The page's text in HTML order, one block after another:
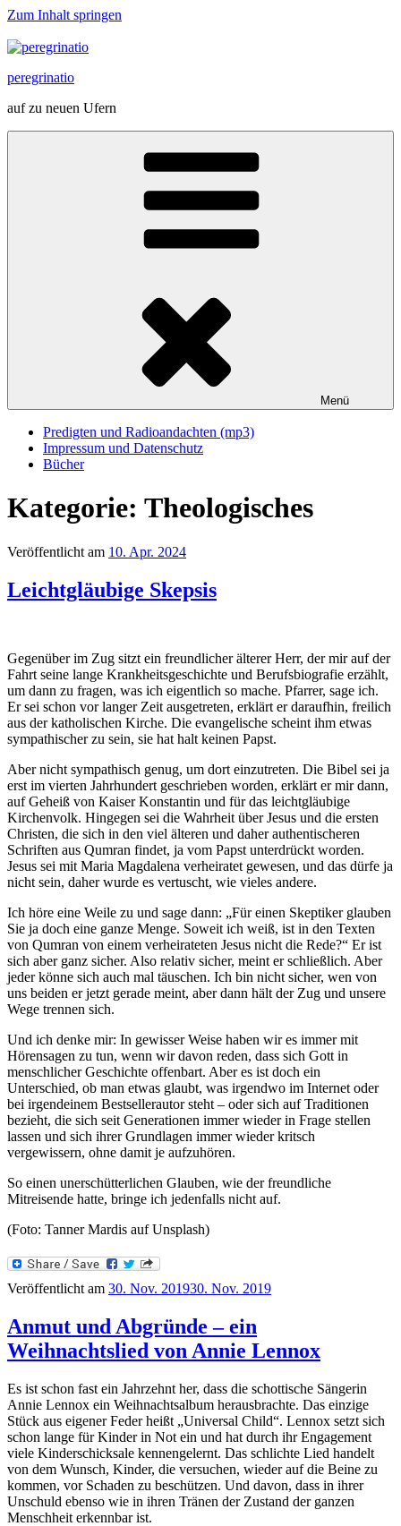
Zum Inhalt springen
peregrinatio
auf zu neuen Ufern
Menü
Predigten und Radioandachten (mp3)
Impressum und Datenschutz
Bücher
Kategorie: Theologisches
Veröffentlicht am 10. Apr. 2024
Leichtgläubige Skepsis
Gegenüber im Zug sitzt ein freundlicher älterer Herr, der mir auf der
Fahrt seine lange Krankheitsgeschichte und Berufsbiografie erzählt,
um dann zu fragen, was ich eigentlich so mache. Pfarrer, sage ich.
Er sei schon vor langer Zeit ausgetreten, erklärt er daraufhin, freilich
aus der katholischen Kirche. Die evangelische scheint ihm etwas
sympathischer zu sein, sie hat halt keinen Papst.
Aber nicht sympathisch genug, um dort einzutreten. Die Bibel sei ja
erst im vierten Jahrhundert geschrieben worden, erklärt er mir dann,
auf Geheiß von Kaiser Konstantin und für das leichtgläubige
Kirchenvolk. Hingegen sei die Wahrheit über Jesus und die ersten
Christen, die sich in den viel älteren und daher authentischeren
Schriften aus Qumran findet, ja vom Papst unterdrückt worden.
Jesus sei mit Maria Magdalena verheiratet gewesen, und das dürfe ja
nicht sein, daher wurde es vertuscht, wie vieles andere.
Ich höre eine Weile zu und sage dann: „Für einen Skeptiker glauben
Sie ja doch eine ganze Menge. Soweit ich weiß, ist in den Texten
von Qumran von einem verheirateten Jesus nicht die Rede?“ Er ist
sich aber ganz sicher. Also relativ sicher, meint er schließlich. Aber
jeder könne sich auch mal täuschen. Ich bin nicht sicher, wen von
uns beiden er jetzt gerade meint, aber dann hält der Zug und unsere
Wege trennen sich.
Und ich denke mir: In gewisser Weise haben wir es immer mit
Hörensagen zu tun, wenn wir davon reden, dass sich Gott in
menschlicher Geschichte offenbart. Aber es ist doch ein
Unterschied, ob man etwas glaubt, was irgendwo im Internet oder
bei irgendeinem Bestsellerautor steht – oder sich auf Traditionen
bezieht, die sich seit Generationen immer wieder in Frage stellen
lassen und sich ihrer Grundlagen immer wieder kritsch
vergewissern, ohne damit je aufzuhören.
So einen unerschütterlichen Glauben, wie der freundliche
Mitreisende hatte, bringe ich jedenfalls nicht auf.
(Foto: Tanner Mardis auf Unsplash)
Veröffentlicht am 30. Nov. 201930. Nov. 2019
Anmut und Abgründe – ein
Weihnachtslied von Annie Lennox
Es ist schon fast ein Jahrzehnt her, dass die schottische Sängerin
Annie Lennox ein Weihnachtsalbum herausbrachte. Das einzige
Stück aus eigener Feder heißt „Universal Child“. Lennox setzt sich
schon lange für Kinder in Not ein und hat durch ihr Engagement
viele Kinderschicksale kennengelernt. Das schlichte Lied handelt
von dem Wunsch, Kinder, die versuchen, wieder auf die Beine zu
kommen, vor Schaden zu beschützen. Und davon, dass in ihrer
Unschuld ebenso wie in ihren Tränen der Zustand der ganzen
Menschheit erkennbar ist.